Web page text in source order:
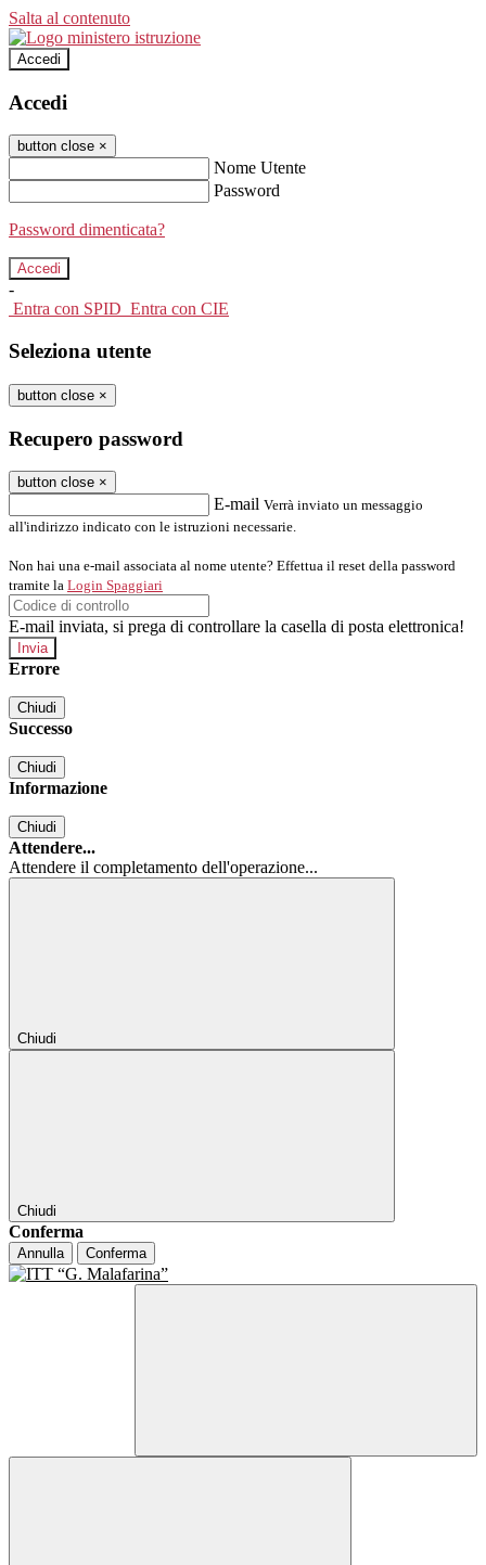
Salta al contenuto
Accedi
Accedi
button close ×
Nome Utente
Password
Password dimenticata?
-
Entra con SPID Entra con CIE
Seleziona utente
button close ×
Recupero password
button close ×
E-mail Verrà inviato un messaggio
all'indirizzo indicato con le istruzioni necessarie.
Non hai una e-mail associata al nome utente? Effettua il reset della password
tramite la Login Spaggiari
E-mail inviata, si prega di controllare la casella di posta elettronica!
Errore
Chiudi
Successo
Chiudi
Informazione
Chiudi
Attendere...
Attendere il completamento dell'operazione...
Chiudi
Chiudi
Conferma
Annulla Conferma